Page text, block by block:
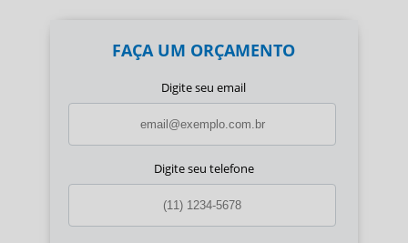
FAÇA UM ORÇAMENTO
Digite seu email
Digite seu telefone